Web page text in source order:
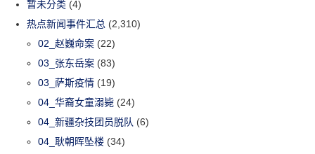
暂未分类 (4)
热点新闻事件汇总 (2,310)
02_赵巍命案 (22)
03_张东岳案 (83)
03_萨斯疫情 (19)
04_华裔女童溺毙 (24)
04_新疆杂技团员脱队 (6)
04_耿朝晖坠楼 (34)